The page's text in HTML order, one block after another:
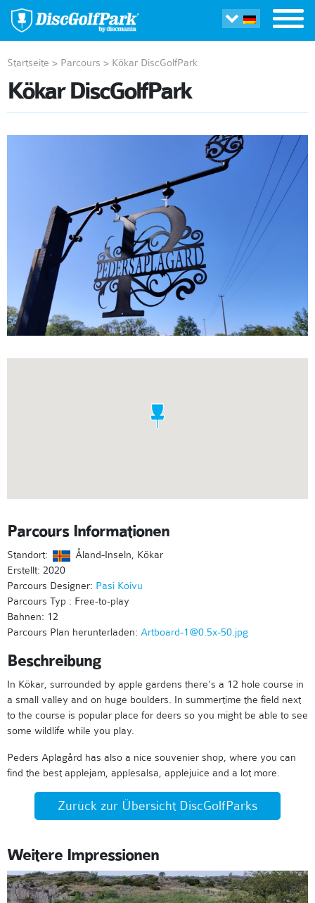
Startseite > Parcours > Kökar DiscGolfPark
Kökar DiscGolfPark
Parcours Informationen
Standort:
Åland-Inseln, Kökar
Erstellt: 2020
Parcours Designer: Pasi Koivu
Parcours Typ : Free-to-play
Bahnen: 12
Parcours Plan herunterladen: Artboard-1@0.5x-50.jpg
Beschreibung
In Kökar, surrounded by apple gardens there’s a 12 hole course in
a small valley and on huge boulders. In summertime the field next
to the course is popular place for deers so you might be able to see
some wildlife while you play.
Peders Aplagård has also a nice souvenier shop, where you can
find the best applejam, applesalsa, applejuice and a lot more.
Zurück zur Übersicht DiscGolfParks
Weitere Impressionen